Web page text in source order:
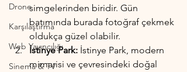
Drone
Karşılaştırma
Web Yayıncılığı
Sinema & TV
simgelerinden biridir. Gün
batımında burada fotoğraf çekmek
oldukça güzel olabilir.
İstinye Park: İstinye Park, modern
mimarisi ve çevresindeki doğal